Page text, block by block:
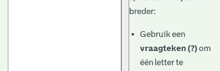
breder:
Gebruik een
vraagteken (?) om
één letter te